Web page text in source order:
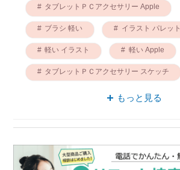
タブレットＰＣアクセサリー Apple
ブラシ 軽い イラスト パレット
軽い イラスト 軽い Apple
タブレットＰＣアクセサリー スケッチ
タブレットＰＣアクセサリー ペアリング
もっと見る